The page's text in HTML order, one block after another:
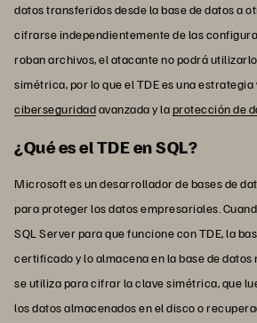
datos transferidos desde la base de datos a
cifrarse independientemente de las
roban archivos, el atacante no podrá
simétrica, por lo que el TDE es una
ciberseguridadavanzada y laprotección de
¿Qué es el TDE en SQL?
Microsoft es un desarrollador de bases de
para proteger los datos empresariales.
SQL Server para que funcione con TDE, la
certificado y lo almacena en la base de
se utiliza para cifrar la clave simétrica, que
los datos almacenados en el disco o